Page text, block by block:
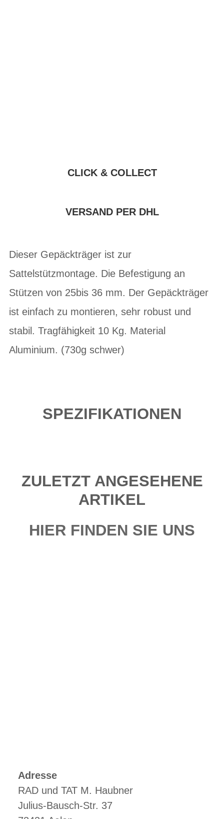
CLICK & COLLECT
VERSAND PER DHL
Dieser Gepäckträger ist zur
Sattelstützmontage. Die Befestigung an
Stützen von 25bis 36 mm. Der Gepäckträger
ist einfach zu montieren, sehr robust und
stabil. Tragfähigkeit 10 Kg. Material
Aluminium. (730g schwer)
SPEZIFIKATIONEN
ZULETZT ANGESEHENE
ARTIKEL
HIER FINDEN SIE UNS
Adresse
RAD und TAT M. Haubner
Julius-Bausch-Str. 37